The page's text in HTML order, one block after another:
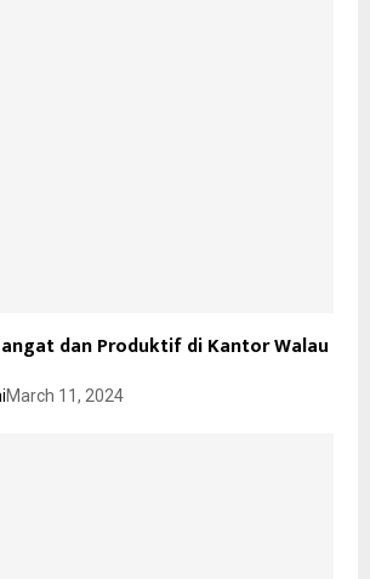
dan Produktif di Kantor Walau
March 11, 2024